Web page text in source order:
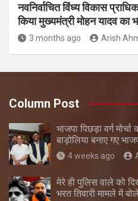
नवनिर्वाचित विंध्य विकास
किया मुख्यमंत्री मोहन यादव का
3 months ago Arish
Column Post
भाजपा पिछड़ा वर्ग
बाड़ोलिया बनाए गए
4 weeks ago
मेरे ही पुलिस वाले को
भरत तिवारी मामले में